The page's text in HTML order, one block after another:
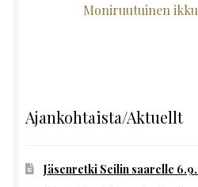
Moniruutuinen
Ajankohtaista/Aktuellt
Jäsenretki Seilin saarelle